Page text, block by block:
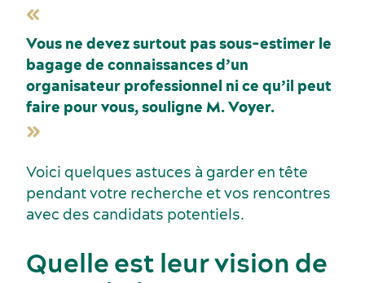
Lieux de réception
Vous ne devez surtout pas sous-estimer le
bagage de connaissances d’un
organisateur professionnel ni ce qu’il peut
faire pour vous, souligne M. Voyer.
Voici quelques astuces à garder en tête
pendant votre recherche et vos rencontres
avec des candidats potentiels.
Quelle est leur vision de